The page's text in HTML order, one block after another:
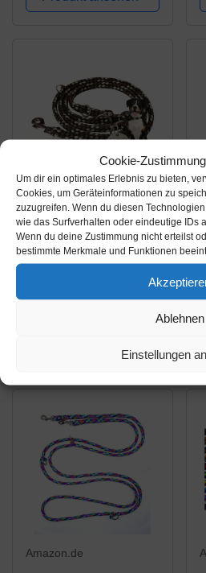
Cookie-
Um dir ein optimales Erlebnis zu bieten,
Cookies, um Geräteinformationen zu
zuzugreifen. Wenn du diesen
wie das Surfverhalten oder eindeutige IDs
Wenn du deine Zustimmung nicht erteilst
bestimmte Merkmale und Funktionen
Ablehnen
Einstellungen
für mittelgroße und
Amazon.de
29,90€
Activity4Dogs
Hundeleine, Multileine,
4-Fach verstellbar, 2,80
Durchmesser 15mm,
weiß,...
Amazon.de